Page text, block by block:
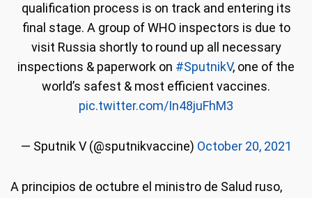
qualification process is on track and entering its
final stage. A group of WHO inspectors is due to
visit Russia shortly to round up all necessary
inspections & paperwork on #SputnikV, one of the
world’s safest & most efficient vaccines.
pic.twitter.com/In48juFhM3
— Sputnik V (@sputnikvaccine) October 20, 2021
A principios de octubre el ministro de Salud ruso,